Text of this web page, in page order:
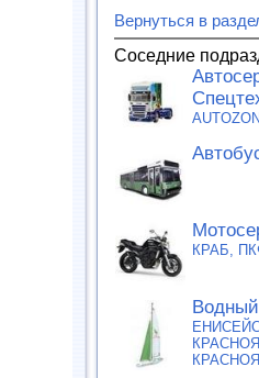
Вернуться в
Соседние
КРАБ,